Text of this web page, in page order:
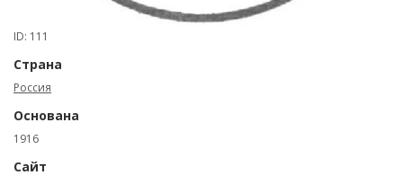
ID: 111
Страна
Россия
Основана
1916
Сайт